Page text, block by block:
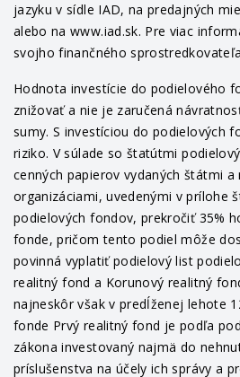
jazyku v sídle IAD, na predajných
alebo na www.iad.sk. Pre viac
svojho finančného
Hodnota investície do podielového
znižovať a nie je zaručená
sumy. S investíciou do podielových
riziko. V súlade so štatútmi
cenných papierov vydaných štátmi a
organizáciami, uvedenými v prílohe
podielových fondov, prekročiť 35%
fonde, pričom tento podiel môže
povinná vyplatiť podielový list
realitný fond a Korunový realitný
najneskôr však v predĺženej lehote
fonde Prvý realitný fond je podľa
zákona investovaný najmä do
príslušenstva na účely ich správy a